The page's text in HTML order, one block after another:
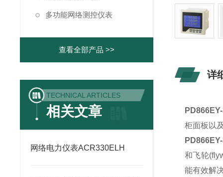
多功能网络测控仪表
查看全部产品 >>
TECHNICAL ARTICLES
相关文章
网络电力仪表ACR330ELH
详
柜面板以
和飞轮
能有效解